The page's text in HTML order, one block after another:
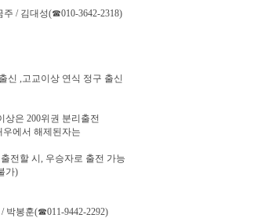
주 / 김대성(☎010-3642-2318)
신 ,고교이상 연식 정구 출신
상은 200위권 분리출전
에서 해제된자는
전할 시, 우승자로 출전 가능
가)
박봉훈(☎011-9442-2292)